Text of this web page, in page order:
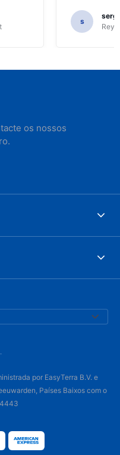
s
os nossos
por EasyTerra B.V. e
Países Baixos com o